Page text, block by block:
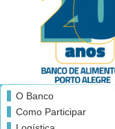
O Banco
Como Participar